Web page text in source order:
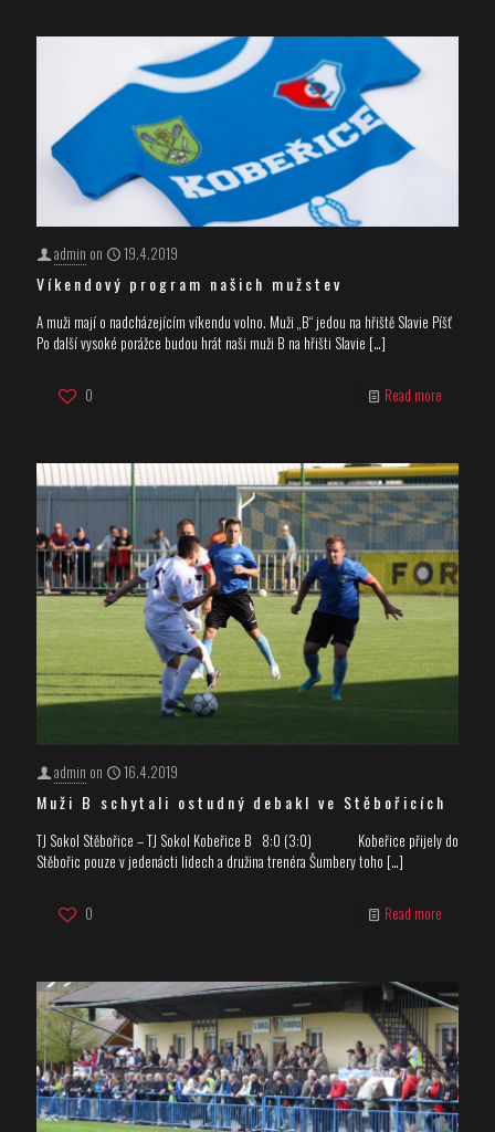
admin on 19.4.2019
Víkendový program našich mužstev
A muži mají o nadcházejícím víkendu volno. Muži „B“ jedou na hřiště Slavie Píšť
Po další vysoké porážce budou hrát naši muži B na hřišti Slavie […]
0 Read more
admin on 16.4.2019
Muži B schytali ostudný debakl ve Stěbořicích
TJ Sokol Stěbořice – TJ Sokol Kobeřice B 8:0 (3:0) Kobeřice přijely do
Stěbořic pouze v jedenácti lidech a družina trenéra Šumbery toho […]
0 Read more